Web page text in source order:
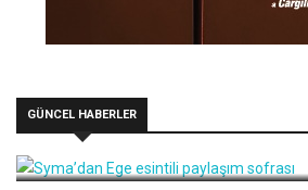
GÜNCEL HABERLER
Syma’dan Ege esintili